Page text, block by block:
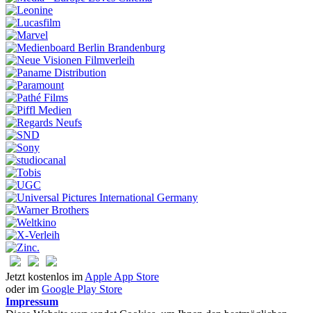
Jetzt kostenlos im Apple App Store
oder im Google Play Store
Impressum